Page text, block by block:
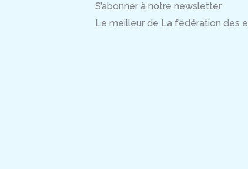
S’abonner à notre newsletter
Le meilleur de La fédération des